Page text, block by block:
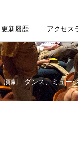
更新履歴 アクセス
演劇、ダンス、ミュー